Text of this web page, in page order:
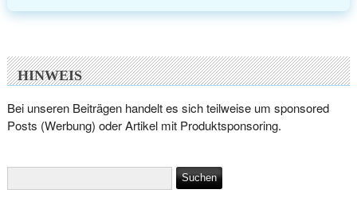
HINWEIS
Bei unseren Beiträgen handelt es sich teilweise um sponsored
Posts (Werbung) oder Artikel mit Produktsponsoring.